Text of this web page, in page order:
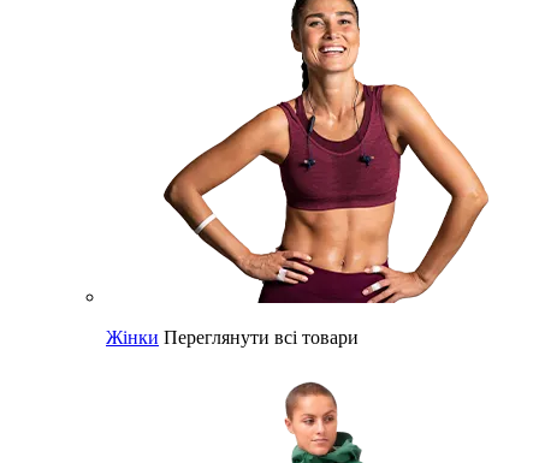
Жінки Переглянути всі товари